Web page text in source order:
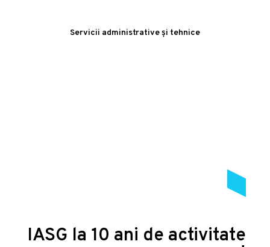
Servicii administrative și tehnice
IASG la 10 ani de activitate